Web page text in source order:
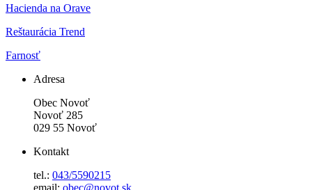
Hacienda na Orave
Reštaurácia Trend
Farnosť
Adresa
Obec Novoť
Novoť 285
029 55 Novoť
Kontakt
tel.: 043/5590215
email: obec@novot.sk